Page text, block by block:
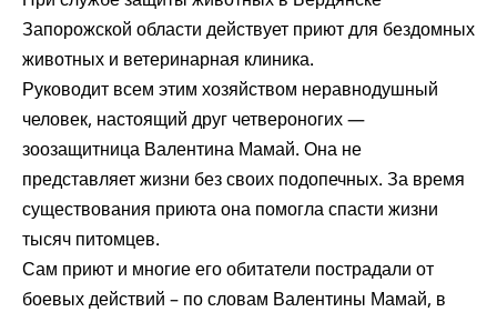
Запорожской области действует приют для бездомных
животных и ветеринарная клиника.
Руководит всем этим хозяйством неравнодушный
человек, настоящий друг четвероногих —
зоозащитница Валентина Мамай. Она не
представляет жизни без своих подопечных. За время
существования приюта она помогла спасти жизни
тысяч питомцев.
Сам приют и многие его обитатели пострадали от
боевых действий – по словам Валентины Мамай, в